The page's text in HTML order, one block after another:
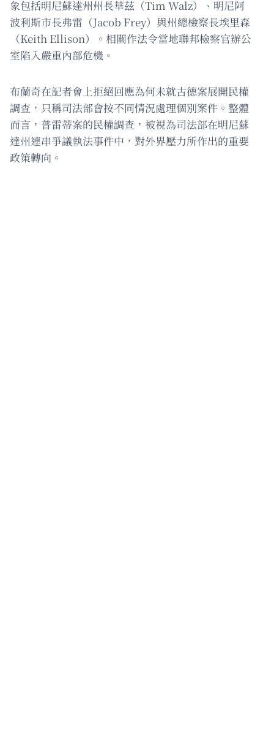
象包括明尼蘇達州州長華茲（Tim Walz）、明尼阿
波利斯市長弗雷（Jacob Frey）與州總檢察長埃里森
（Keith Ellison）。相關作法令當地聯邦檢察官辦公
室陷入嚴重內部危機。
布蘭奇在記者會上拒絕回應為何未就古德案展開民權
調查，只稱司法部會按不同情況處理個別案件。整體
而言，普雷蒂案的民權調查，被視為司法部在明尼蘇
達州連串爭議執法事件中，對外界壓力所作出的重要
政策轉向。